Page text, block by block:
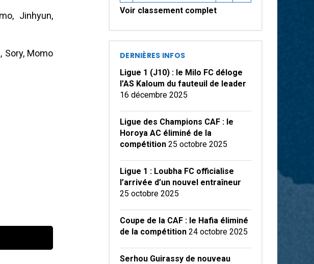
Jinhyun,
Sory, Momo
Voir classement complet
DERNIÈRES INFOS
Ligue 1 (J10) : le Milo FC déloge
l’AS Kaloum du fauteuil de leader
16 décembre 2025
Ligue des Champions CAF : le
Horoya AC éliminé de la
compétition 25 octobre 2025
Ligue 1 : Loubha FC officialise
l’arrivée d’un nouvel entraîneur
25 octobre 2025
Coupe de la CAF : le Hafia éliminé
de la compétition 24 octobre 2025
Serhou Guirassy de nouveau